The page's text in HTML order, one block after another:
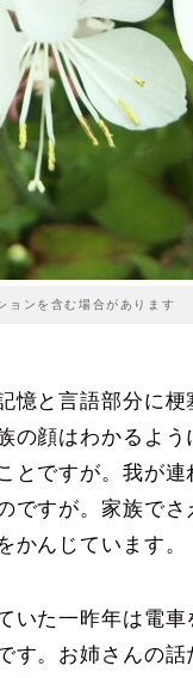
ョンを含む場合があります
と言語部分に梗
の顔はわかるよ
とですが。我が
ですが。家族で
かんじています。
た一昨年は電車
す。お姉さんの